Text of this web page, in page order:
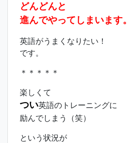
どんどんと
進んでやってしまいます。
英語がうまくなりたい！
です。
＊＊＊＊＊
楽しくて
つい英語のトレーニングに
励んでしまう（笑）
という状況が